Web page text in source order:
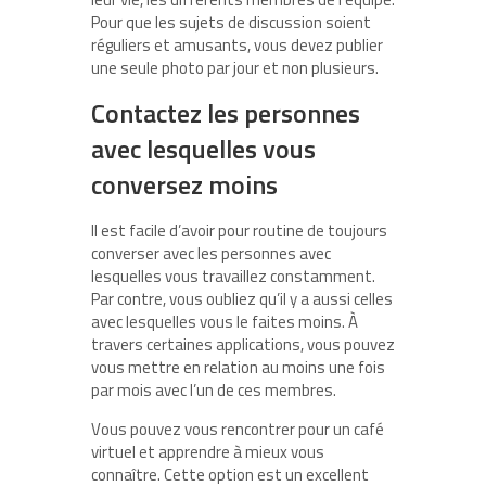
Pour que les sujets de discussion soient
réguliers et amusants, vous devez publier
une seule photo par jour et non plusieurs.
Contactez les personnes
avec lesquelles vous
conversez moins
Il est facile d’avoir pour routine de toujours
converser avec les personnes avec
lesquelles vous travaillez constamment.
Par contre, vous oubliez qu’il y a aussi celles
avec lesquelles vous le faites moins. À
travers certaines applications, vous pouvez
vous mettre en relation au moins une fois
par mois avec l’un de ces membres.
Vous pouvez vous rencontrer pour un café
virtuel et apprendre à mieux vous
connaître. Cette option est un excellent